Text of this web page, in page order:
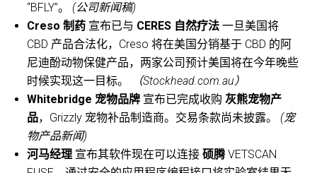
“BFLY”。
(公司新闻稿)
Creso 制药 宣布已与 CERES 自然疗法一旦美国将
CBD 产品合法化，Creso 将在美国分销基于 CBD 的阿
尼迪酚动物保健产品，两家公司预计美国将在今年晚些
时候实现这一目标。
（Stockhead.com.au）
Whitebridge 宠物品牌 宣布已完成收购灰熊宠物产
品，Grizzly 宠物补品制造商。交易条款尚未披露。 (宠
物产品新闻)
河马经理 宣布其软件现在可以连接硕腾VETSCAN